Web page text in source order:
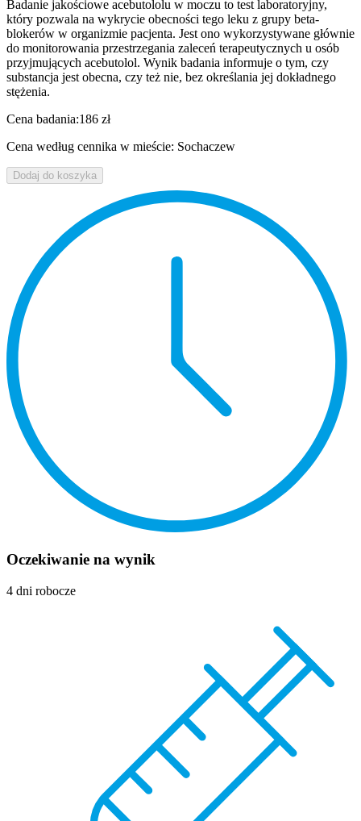
Badanie jakościowe acebutololu w moczu to test laboratoryjny,
który pozwala na wykrycie obecności tego leku z grupy beta-
blokerów w organizmie pacjenta. Jest ono wykorzystywane głównie
do monitorowania przestrzegania zaleceń terapeutycznych u osób
przyjmujących acebutolol. Wynik badania informuje o tym, czy
substancja jest obecna, czy też nie, bez określania jej dokładnego
stężenia.
Cena badania:186 zł
Cena według cennika w mieście: Sochaczew
Dodaj do koszyka
Oczekiwanie na wynik
4 dni robocze